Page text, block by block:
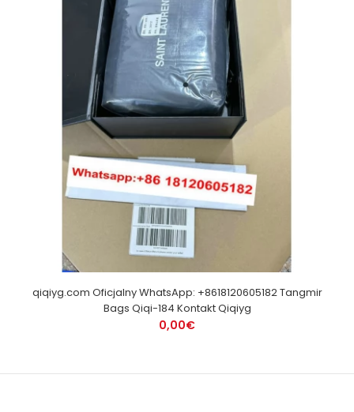
qiqiyg.com Oficjalny WhatsApp: +8618120605182 Tangmir
Bags Qiqi-184 Kontakt Qiqiyg
0,00€